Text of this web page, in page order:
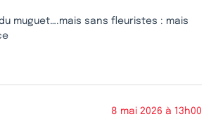
muguet….mais sans fleuristes : mais
8 mai 2026 à 13h00